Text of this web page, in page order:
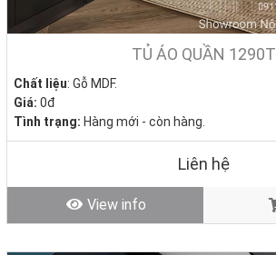
TỦ ÁO QUẦN 1290T
Chất liệu: Gỗ MDF.
Giá: 0đ
Tình trạng: Hàng mới - còn hàng.
Liên hệ
View info